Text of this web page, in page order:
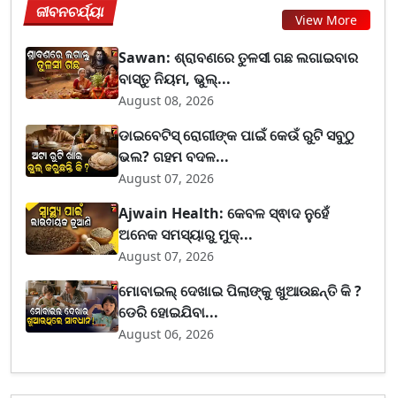
ଜୀବନଚର୍ଯ୍ୟା View More
Sawan: ଶ୍ରାବଣରେ ତୁଳସୀ ଗଛ ଲଗାଇବାର
ବାସ୍ତୁ ନିୟମ, ଭୁଲ୍...
August 08, 2026
ଡାଇବେଟିସ୍ ରୋଗୀଙ୍କ ପାଇଁ କେଉଁ ରୁଟି ସବୁଠୁ
ଭଲ? ଗହମ ବଦଳ...
August 07, 2026
Ajwain Health: କେବଳ ସ୍ଵାଦ ନୁହେଁ
ଅନେକ ସମସ୍ୟାରୁ ମୁକ୍...
August 07, 2026
ମୋବାଇଲ୍ ଦେଖାଇ ପିଲାଙ୍କୁ ଖୁଆଉଛନ୍ତି କି ?
ଡେରି ହୋଇଯିବା...
August 06, 2026